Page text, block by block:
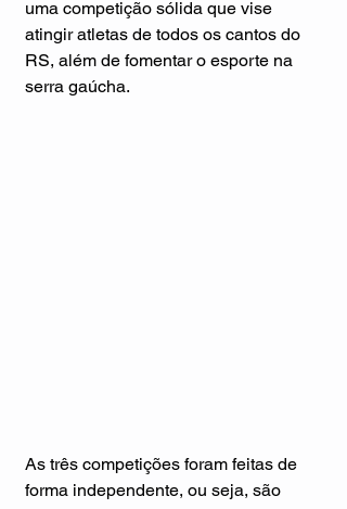
uma competição sólida que vise
atingir atletas de todos os cantos do
RS, além de fomentar o esporte na
serra gaúcha.
As três competições foram feitas de
forma independente, ou seja, são